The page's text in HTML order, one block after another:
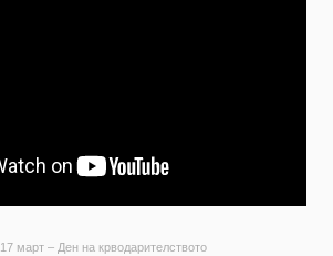
17 март – Ден на крводарителството